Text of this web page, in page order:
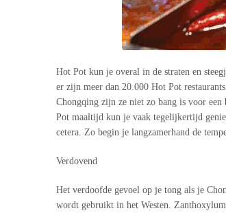
Hot Pot kun je overal in de straten en
er zijn meer dan 20.000 Hot Pot
Chongqing zijn ze niet zo bang is voor
Pot maaltijd kun je vaak tegelijkertijd
cetera. Zo begin je langzamerhand de
Verdovend
Het verdoofde gevoel op je tong als je
wordt gebruikt in het Westen.